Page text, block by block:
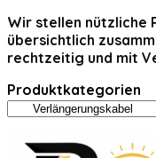
Wir stellen nützliche
übersichtlich
rechtzeitig und mit
Produktkategorien